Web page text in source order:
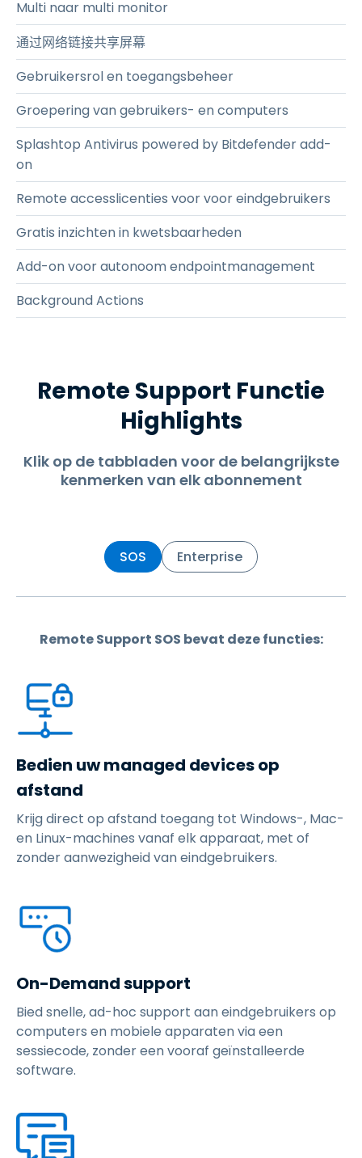
Multi naar multi monitor
通过网络链接共享屏幕
Gebruikersrol en toegangsbeheer
Groepering van gebruikers- en computers
Splashtop Antivirus powered by Bitdefender add-
on
Remote accesslicenties voor voor eindgebruikers
Gratis inzichten in kwetsbaarheden
Add-on voor autonoom endpointmanagement
Background Actions
Remote Support Functie
Highlights
Klik op de tabbladen voor de belangrijkste
kenmerken van elk abonnement
SOS Enterprise
Remote Support SOS bevat deze functies:
Bedien uw managed devices op
afstand
Krijg direct op afstand toegang tot Windows-, Mac-
en Linux-machines vanaf elk apparaat, met of
zonder aanwezigheid van eindgebruikers.
On-Demand support
Bied snelle, ad-hoc support aan eindgebruikers op
computers en mobiele apparaten via een
sessiecode, zonder een vooraf geïnstalleerde
software.